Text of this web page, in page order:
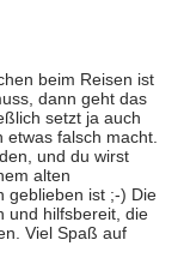
beim Reisen ist
dann geht das
setzt ja auch
etwas falsch macht.
und du wirst
alten
geblieben ist ;-) Die
und hilfsbereit, die
Viel Spaß auf